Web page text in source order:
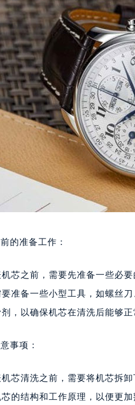
准备工作：
之前，需要先准备一些必要
准备一些小型工具，如螺丝
，以确保机芯在清洗后能够正
事项：
清洗之前，需要将机芯拆卸
的结构和工作原理，以便更